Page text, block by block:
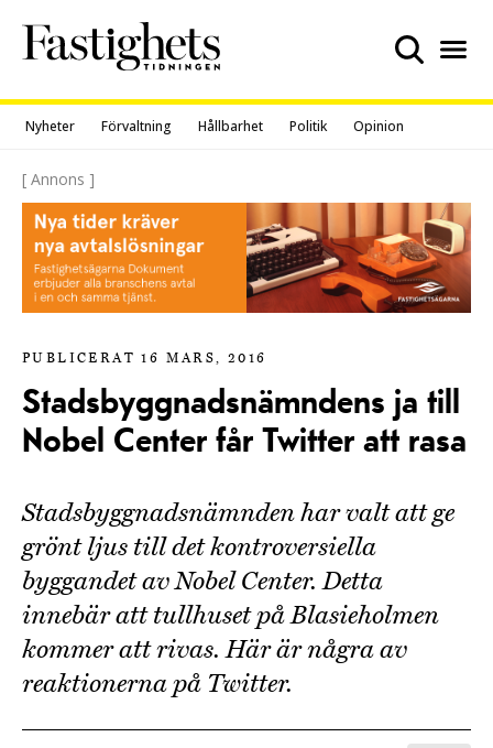
content
Nyheter Förvaltning Hållbarhet Politik Opinion
[ Annons ]
PUBLICERAT 16 MARS, 2016
Stadsbyggnadsnämndens ja till
Nobel Center får Twitter att rasa
Stadsbyggnadsnämnden har valt att ge
grönt ljus till det kontroversiella
byggandet av Nobel Center. Detta
innebär att tullhuset på Blasieholmen
kommer att rivas. Här är några av
reaktionerna på Twitter.